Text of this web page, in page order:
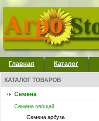
Главная Каталог
КАТАЛОГ ТОВАРОВ
Семена
Семена овощей
Семена арбуза